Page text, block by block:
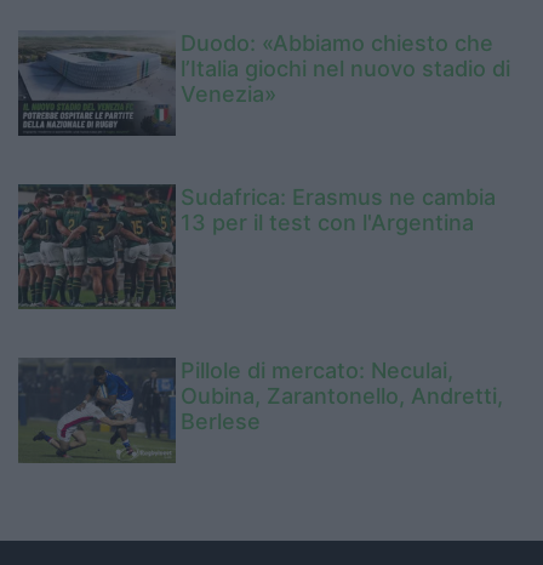
Duodo: «Abbiamo chiesto che
l’Italia giochi nel nuovo stadio di
Venezia»
Sudafrica: Erasmus ne cambia
13 per il test con l'Argentina
Pillole di mercato: Neculai,
Oubina, Zarantonello, Andretti,
Berlese